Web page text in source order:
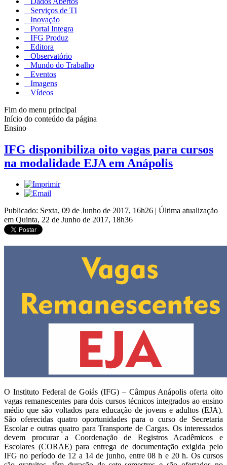
Serviços de TI
Inovação
Portal Integra
IFG Produz
Editora
Observatório
Mundo do Trabalho
Eventos
Imagens
Vídeos
Fim do menu principal
Início do conteúdo da página
Ensino
IFG disponibiliza oito vagas para cursos
na modalidade EJA em Anápolis
Publicado: Sexta, 09 de Junho de 2017, 16h26 | Última atualização
em Quinta, 22 de Junho de 2017, 18h36
O Instituto Federal de Goiás (IFG) – Câmpus Anápolis oferta oito
vagas remanescentes para dois cursos técnicos integrados ao ensino
médio que são voltados para educação de jovens e adultos (EJA).
São oferecidas quatro oportunidades para o curso de Secretaria
Escolar e outras quatro para Transporte de Cargas. Os interessados
devem procurar a Coordenação de Registros Acadêmicos e
Escolares (CORAE) para entrega de documentação exigida pelo
IFG no período de 12 a 14 de junho, entre 08 h e 20 h. Os cursos